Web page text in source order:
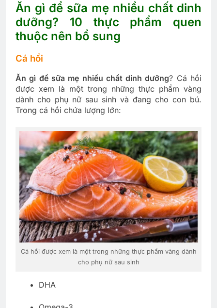
Ăn gì để sữa mẹ nhiều chất dinh
dưỡng? 10 thực phẩm quen
thuộc nên bổ sung
Cá hồi
Ăn gì để sữa mẹ nhiều chất dinh dưỡng? Cá hồi
được xem là một trong những thực phẩm vàng
dành cho phụ nữ sau sinh và đang cho con bú.
Trong cá hồi chứa lượng lớn:
Cá hồi được xem là một trong những thực phẩm vàng dành
cho phụ nữ sau sinh
DHA